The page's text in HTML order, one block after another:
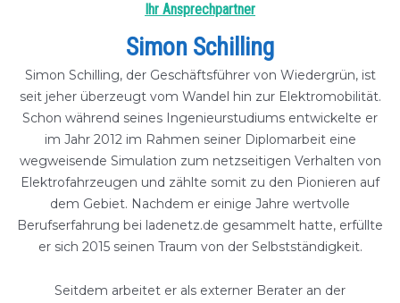
Ihr Ansprechpartner
Simon Schilling
Simon Schilling, der Geschäftsführer von Wiedergrün, ist
seit jeher überzeugt vom Wandel hin zur Elektromobilität.
Schon während seines Ingenieurstudiums entwickelte er
im Jahr 2012 im Rahmen seiner Diplomarbeit eine
wegweisende Simulation zum netzseitigen Verhalten von
Elektrofahrzeugen und zählte somit zu den Pionieren auf
dem Gebiet. Nachdem er einige Jahre wertvolle
Berufserfahrung bei ladenetz.de gesammelt hatte, erfüllte
er sich 2015 seinen Traum von der Selbstständigkeit.
Seitdem arbeitet er als externer Berater an der